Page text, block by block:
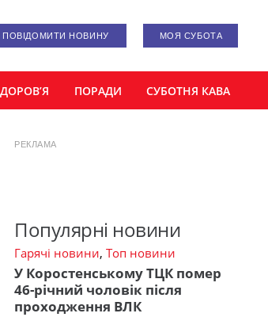
ПОВІДОМИТИ НОВИНУ МОЯ СУБОТА
ПОРАДИ СУБОТНЯ КАВА
РЕКЛАМА
Популярні новини
Гарячі новини, Топ новини
У Коростенському ТЦК помер
46-річний чоловік після
проходження ВЛК